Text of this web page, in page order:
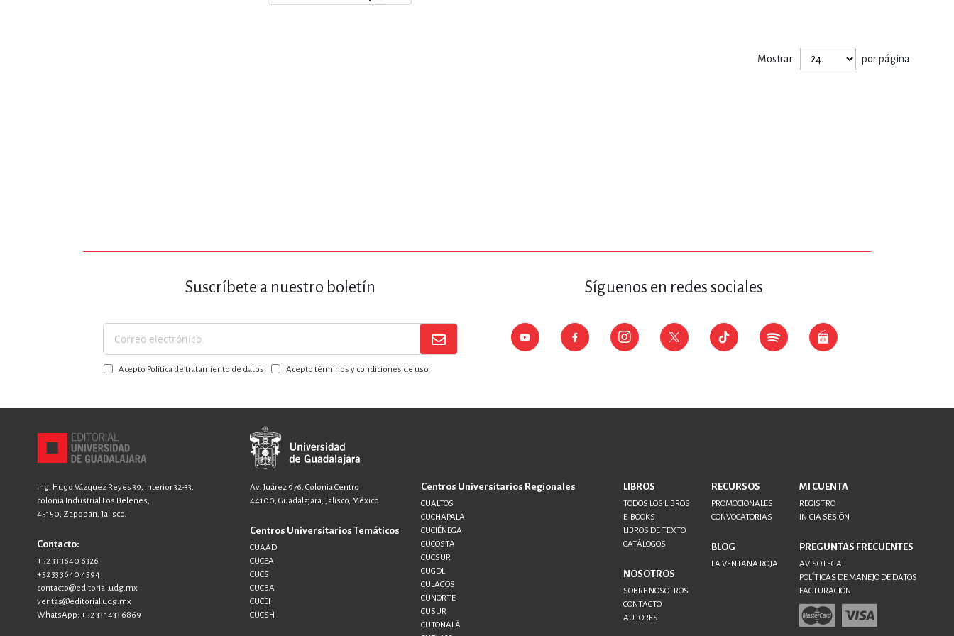
MATEMÁTICAS Y CIENCIAS
NOVELA GRÁFICA, LIBROS DE CÓMICS, DIBUJOS ANIMADOS
TECNOLOGÍA, INGENIERÍA, AGRICULTURA
Mostrar por página
Suscríbete a nuestro boletín
Suscríbase
a
nuestroAcepto Política de tratamiento de datos Acepto términos y condiciones de uso
Síguenos en redes sociales
Ing. Hugo Vázquez Reyes 39, interior 32-33,
colonia Industrial Los Belenes,
45150, Zapopan, Jalisco.
Contacto:
+52 33 3640 6326
+52 33 3640 4594
contacto@editorial.udg.mx
ventas@editorial.udg.mx
WhatsApp: +52 33 1433 6869
Av. Juárez 976, Colonia Centro
44100, Guadalajara, Jalisco, México
Centros Universitarios Temáticos
CUAAD
CUCEA
CUCS
CUCBA
CUCEI
CUCSH
Centros Universitarios Regionales
CUALTOS
CUCHAPALA
CUCIÉNEGA
CUCOSTA
CUCSUR
CUGDL
CULAGOS
CUNORTE
CUSUR
CUTONALÁ
LIBROS
TODOS LOS LIBROS
E-BOOKS
LIBROS DE TEXTO
CATÁLOGOS
NOSOTROS
SOBRE NOSOTROS
CONTACTO
AUTORES
RECURSOS
PROMOCIONALES
CONVOCATORIAS
BLOG
LA VENTANA ROJA
MI CUENTA
REGISTRO
INICIA SESIÓN
PREGUNTAS FRECUENTES
AVISO LEGAL
POLÍTICAS DE MANEJO DE DATOS
FACTURACIÓN